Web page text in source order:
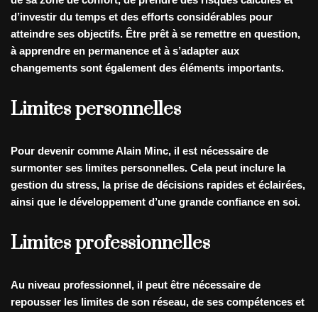
d’investir du temps et des efforts considérables pour
atteindre ses objectifs. Être prêt à se remettre en question,
à apprendre en permanence et à s’adapter aux
changements sont également des éléments importants.
Limites personnelles
Pour devenir comme Alain Minc, il est nécessaire de
surmonter ses limites personnelles. Cela peut inclure la
gestion du stress, la prise de décisions rapides et éclairées,
ainsi que le développement d’une grande confiance en soi.
Limites professionnelles
Au niveau professionnel, il peut être nécessaire de
repousser les limites de son réseau, de ses compétences et